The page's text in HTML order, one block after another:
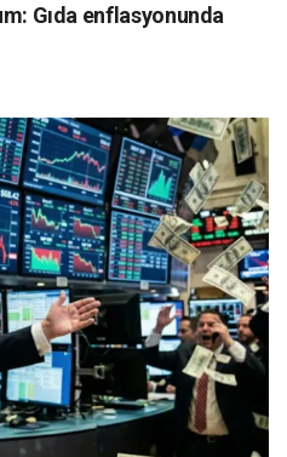
Gıda enflasyonunda